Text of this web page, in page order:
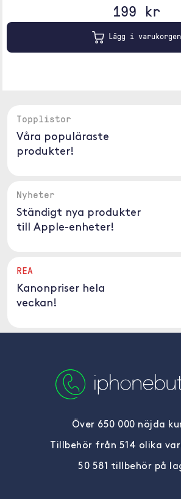
199 kr
Lägg i varukorgen
Topplistor
Våra populäraste
produkter!
Nyheter
Ständigt nya produkter
till Apple-enheter!
REA
Kanonpriser hela
veckan!
Över 650 000 nöjda
Tillbehör från 514 olika
50 581 tillbehör på